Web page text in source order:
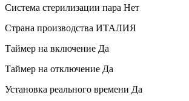
Система стерилизации пара Нет
Страна производства ИТАЛИЯ
Таймер на включение Да
Таймер на отключение Да
Установка реального времени Да